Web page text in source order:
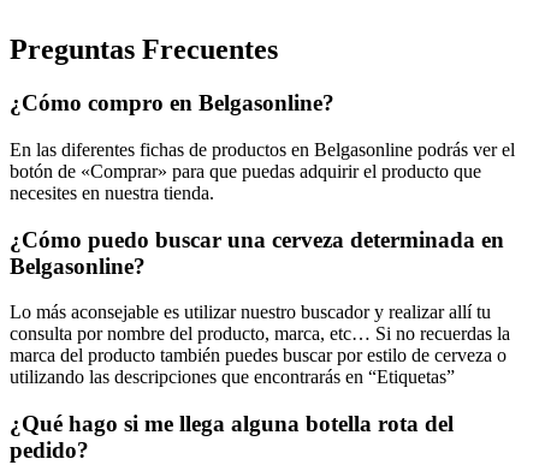
Preguntas Frecuentes
¿Cómo compro en Belgasonline?
En las diferentes fichas de productos en Belgasonline podrás ver el
botón de «Comprar» para que puedas adquirir el producto que
necesites en nuestra tienda.
¿Cómo puedo buscar una cerveza determinada en
Belgasonline?
Lo más aconsejable es utilizar nuestro buscador y realizar allí tu
consulta por nombre del producto, marca, etc… Si no recuerdas la
marca del producto también puedes buscar por estilo de cerveza o
utilizando las descripciones que encontrarás en “Etiquetas”
¿Qué hago si me llega alguna botella rota del
pedido?